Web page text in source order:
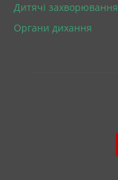
Дитячі захворювання
Органи дихання